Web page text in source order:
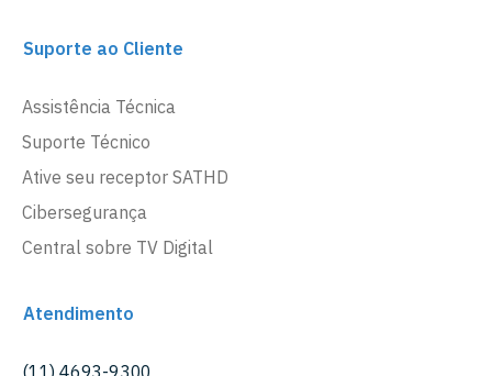
Suporte ao Cliente
Assistência Técnica
Suporte Técnico
Ative seu receptor SATHD
Cibersegurança
Central sobre TV Digital
Atendimento